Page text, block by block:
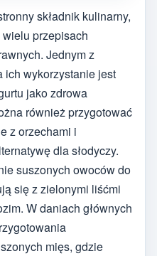
składnik kulinarny,
przepisach
Jednym z
ich wykorzystanie jest
jako zdrowa
również przygotować
z orzechami i
dla słodyczy.
suszonych owoców do
się z zielonymi liśćmi
W daniach głównych
mięs, gdzie